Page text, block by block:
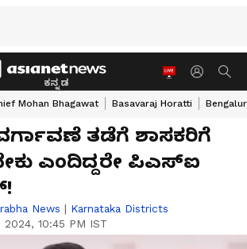
ಕನ್ನಡ
Mohan Bhagawat Basavaraj Horatti
ತಡೆಗೆ ಶಾಸಕರಿಗೆ
ಎಂದಿದ್ದರೇ ಪಿಎಸ್‌ಐ
News | Karnataka Districts
2024, 10:45 PM IST